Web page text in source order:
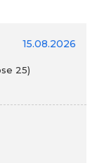
15.08.2026
25)